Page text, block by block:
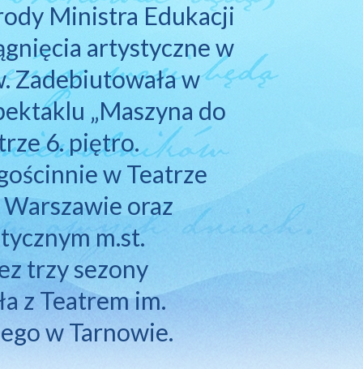
Ministra Edukacji
artystyczne w
Zadebiutowała w
„Maszyna do
6. piętro.
w Teatrze
Warszawie oraz
m.st.
trzy sezony
z Teatrem im.
w Tarnowie.